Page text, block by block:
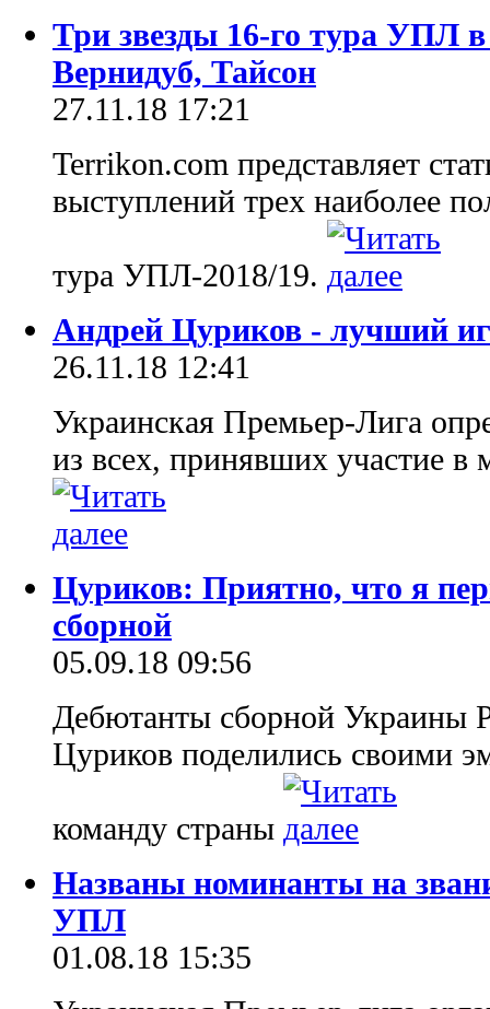
Три звезды 16-го тура УПЛ
Вернидуб, Тайсон
27.11.18 17:21
Terrikon.com представляет
выступлений трех наиболее
тура УПЛ-2018/19.
Андрей Цуриков - лучший
26.11.18 12:41
Украинская Премьер-Лига
из всех, принявших участие в
Цуриков: Приятно, что я
сборной
05.09.18 09:56
Дебютанты сборной Украины
Цуриков поделились своими
команду страны
Названы номинанты на
УПЛ
01.08.18 15:35